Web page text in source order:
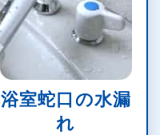
浴室蛇口の水漏
れ